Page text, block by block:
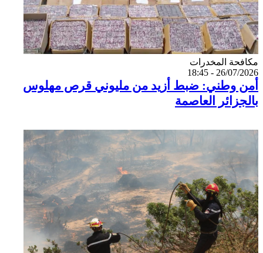
Catégorie
مكافحة المخدرات
26/07/2026 - 18:45
أمن وطني: ضبط أزيد من مليوني قرص مهلوس
بالجزائر العاصمة